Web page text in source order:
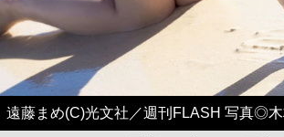
遠藤まめ(C)光文社／週刊FLASH 写真◎